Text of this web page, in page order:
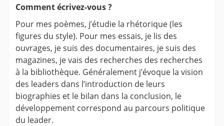
Comment écrivez-vous ?
Pour mes poèmes, j’étudie la rhétorique (les
figures du style). Pour mes essais, je lis des
ouvrages, je suis des documentaires, je suis des
magazines, je vais des recherches des recherches
à la bibliothèque. Généralement j’évoque la vision
des leaders dans l’introduction de leurs
biographies et le bilan dans la conclusion, le
développement correspond au parcours politique
du leader.